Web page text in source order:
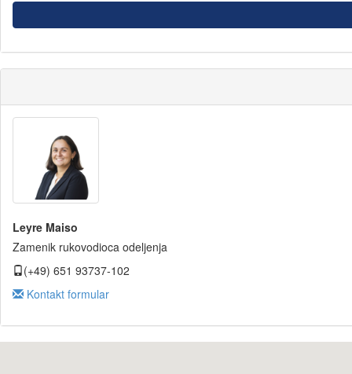
Leyre Maiso
Zamenik rukovodioca odeljenja
(+49) 651 93737-102
Kontakt formular